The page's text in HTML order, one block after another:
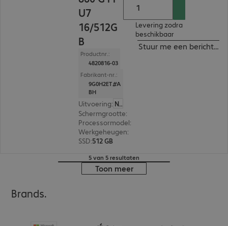
U7
16/512G
B
Productnr.:
4820816-03
Fabrikant-nr.:
9G0H2ET#A
BH
Uitvoering:
Nederland
Schermgrootte:
Processormodel:
Werkgeheugen:
SSD:512 GB
Levering zodra
beschikbaar
Stuur me een bericht
5 van 5 resultaten
Toon meer
Brands.